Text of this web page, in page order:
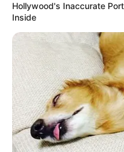
Hollywood's Inaccurate
Inside